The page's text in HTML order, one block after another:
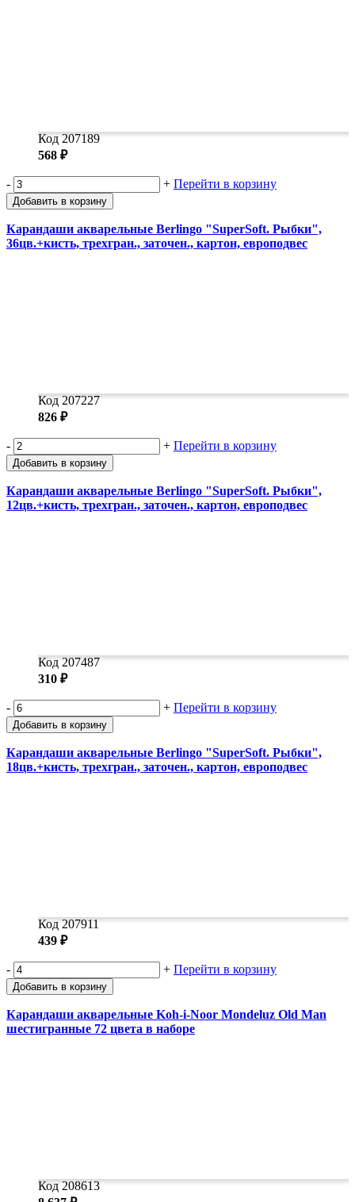
Код 207189
568 ₽
- + Перейти в корзину
Добавить в корзину
Карандаши акварельные Berlingo "SuperSoft. Рыбки",
36цв.+кисть, трехгран., заточен., картон, европодвес
Код 207227
826 ₽
- + Перейти в корзину
Добавить в корзину
Карандаши акварельные Berlingo "SuperSoft. Рыбки",
12цв.+кисть, трехгран., заточен., картон, европодвес
Код 207487
310 ₽
- + Перейти в корзину
Добавить в корзину
Карандаши акварельные Berlingo "SuperSoft. Рыбки",
18цв.+кисть, трехгран., заточен., картон, европодвес
Код 207911
439 ₽
- + Перейти в корзину
Добавить в корзину
Карандаши акварельные Koh-i-Noor Mondeluz Old Man
шестигранные 72 цвета в наборе
Код 208613